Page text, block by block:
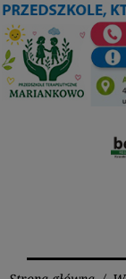
Przejdź
do
treści